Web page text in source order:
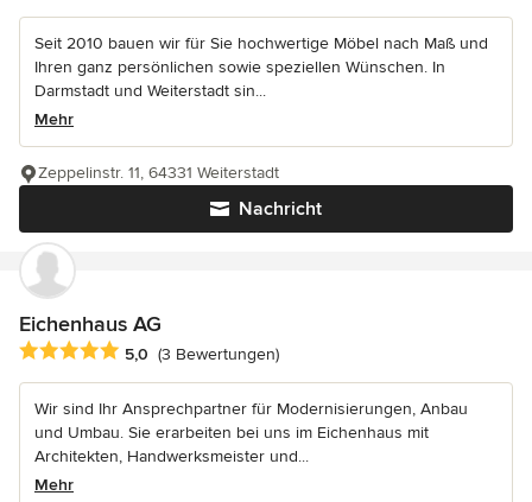
Seit 2010 bauen wir für Sie hochwertige Möbel nach Maß und
Ihren ganz persönlichen sowie speziellen Wünschen. In
Darmstadt und Weiterstadt sin...
Mehr
Nachricht
Zeppelinstr. 11, 64331 Weiterstadt
Eichenhaus AG
Durchschnittliche Bewertung: 5 von 5 Sternen
5,0 (3 Bewertungen)
Wir sind Ihr Ansprechpartner für Modernisierungen, Anbau
und Umbau. Sie erarbeiten bei uns im Eichenhaus mit
Architekten, Handwerksmeister und...
Mehr